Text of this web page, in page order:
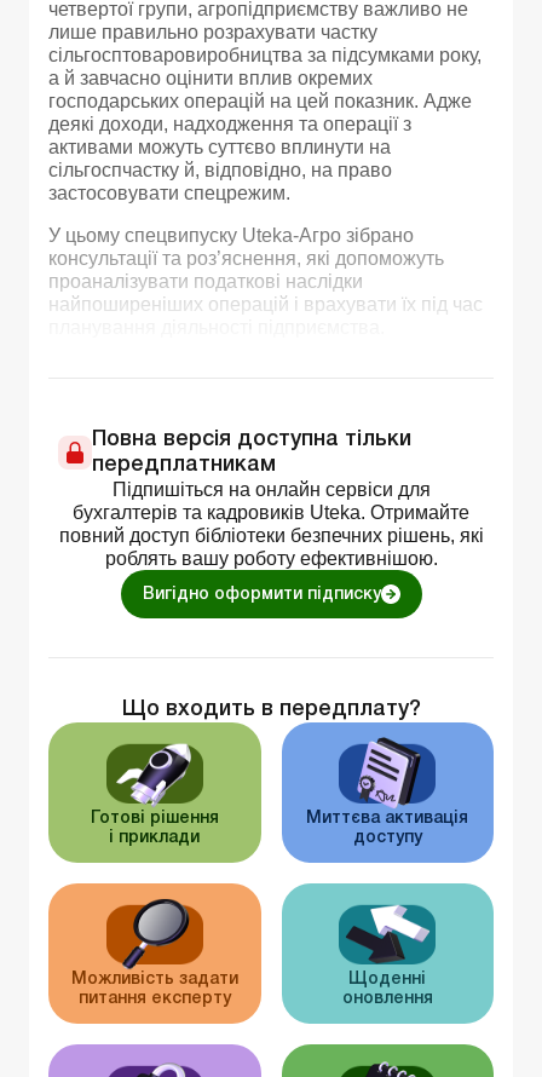
четвертої групи, агропідприємству важливо не
лише правильно розрахувати частку
сільгосптоваровиробництва за підсумками року,
а й завчасно оцінити вплив окремих
господарських операцій на цей показник. Адже
деякі доходи, надходження та операції з
активами можуть суттєво вплинути на
сільгоспчастку й, відповідно, на право
застосовувати спецрежим.
У цьому спецвипуску Uteka-Агро зібрано
консультації та роз’яснення, які допоможуть
проаналізувати податкові наслідки
найпоширеніших операцій і врахувати їх під час
Повна версія доступна тільки
передплатникам
Підпишіться на онлайн сервіси для
бухгалтерів та кадровиків Uteka. Отримайте
повний доступ бібліотеки безпечних рішень, які
роблять вашу роботу ефективнішою.
Вигідно оформити підписку
Що входить в передплату?
Готові рішення
і приклади
Миттєва активація
доступу
Можливість задати
питання експерту
Щоденні
оновлення